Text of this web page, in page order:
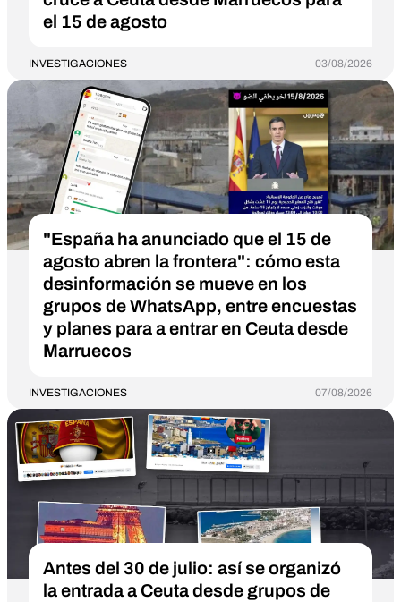
el 15 de agosto
INVESTIGACIONES 03/08/2026
"España ha anunciado que el 15 de
agosto abren la frontera": cómo esta
desinformación se mueve en los
grupos de WhatsApp, entre encuestas
y planes para a entrar en Ceuta desde
Marruecos
INVESTIGACIONES 07/08/2026
Antes del 30 de julio: así se organizó
la entrada a Ceuta desde grupos de